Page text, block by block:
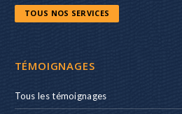
TOUS NOS SERVICES
TÉMOIGNAGES
Tous les témoignages